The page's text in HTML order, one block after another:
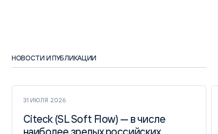
НОВОСТИ И ПУБЛИКАЦИИ
31 ИЮЛЯ 2026
Citeck (SL Soft Flow) — в числе
Citeck (SL Soft Flow) — в числе